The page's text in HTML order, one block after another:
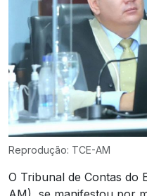
Reprodução: TCE-AM
O Tribunal de Contas do